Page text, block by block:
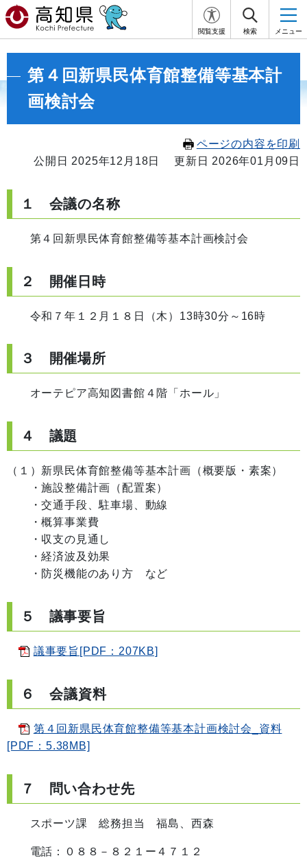
閲覧支援 検索 メニュー
第４回新県民体育館整備等基本計
画検討会
ページの内容を印刷
公開日 2025年12月18日
更新日 2026年01月09日
１ 会議の名称
第４回新県民体育館整備等基本計画検討会
２ 開催日時
令和７年１２月１８日（木）13時30分～16時
３ 開催場所
オーテピア高知図書館４階「ホール」
４ 議題
（１）新県民体育館整備等基本計画（概要版・素案）
・施設整備計画（配置案）
・交通手段、駐車場、動線
・概算事業費
・収支の見通し
・経済波及効果
・防災機能のあり方 など
５ 議事要旨
議事要旨[PDF：207KB]
６ 会議資料
第４回新県民体育館整備等基本計画検討会_資料
[PDF：5.38MB]
７ 問い合わせ先
スポーツ課 総務担当 福島、西森
電話：０８８－８２１ー４７１２